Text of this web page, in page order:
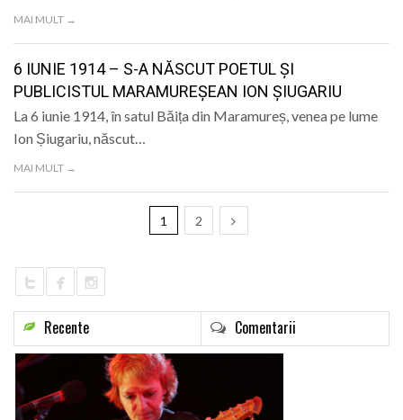
MAI MULT →
6 IUNIE 1914 – S-A NĂSCUT POETUL ȘI
PUBLICISTUL MARAMUREȘEAN ION ȘIUGARIU
La 6 iunie 1914, în satul Băița din Maramureș, venea pe lume
Ion Șiugariu, născut…
MAI MULT →
1 2
Recente Comentarii